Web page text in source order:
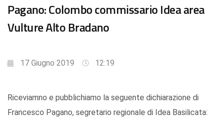
Pagano: Colombo commissario Idea area
Vulture Alto Bradano
17 Giugno 2019 12:19
Riceviamno e pubblichiamo la seguente dichiarazione di
Francesco Pagano, segretario regionale di Idea Basilicata: